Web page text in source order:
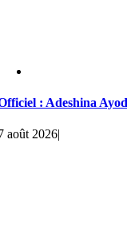
: Adeshina
août 2026|